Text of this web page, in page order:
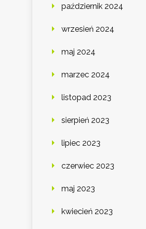
październik 2024
wrzesień 2024
maj 2024
marzec 2024
listopad 2023
sierpień 2023
lipiec 2023
czerwiec 2023
maj 2023
kwiecień 2023